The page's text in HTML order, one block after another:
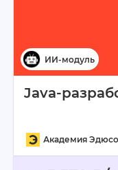
Java-
Академия